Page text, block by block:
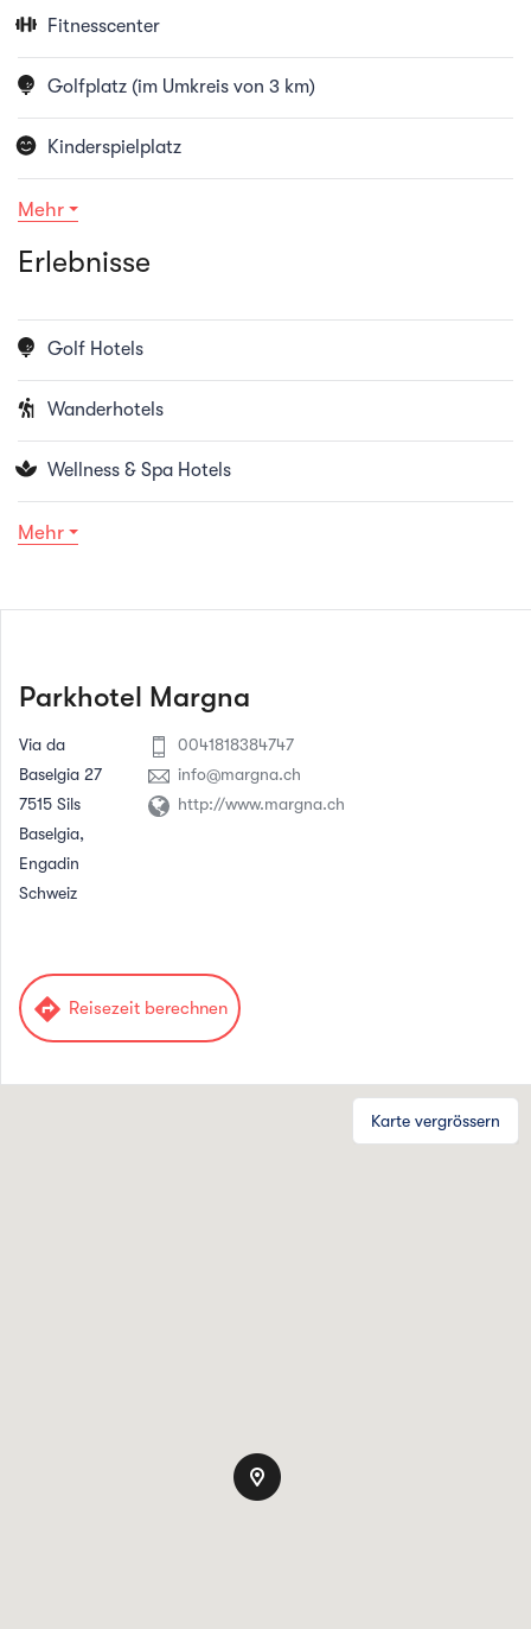
Fitnesscenter
Golfplatz (im Umkreis von 3 km)
Kinderspielplatz
Mehr
Erlebnisse
Golf Hotels
Wanderhotels
Wellness & Spa Hotels
Mehr
Parkhotel Margna
Via da
Baselgia 27
7515 Sils
Baselgia,
Engadin
Schweiz
0041818384747
info@margna.ch
http://www.margna.ch
directions Reisezeit berechnen
Karte vergrössern